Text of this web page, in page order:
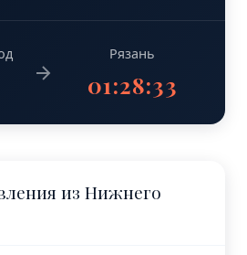
Рязань
01:28:33
из Нижнего